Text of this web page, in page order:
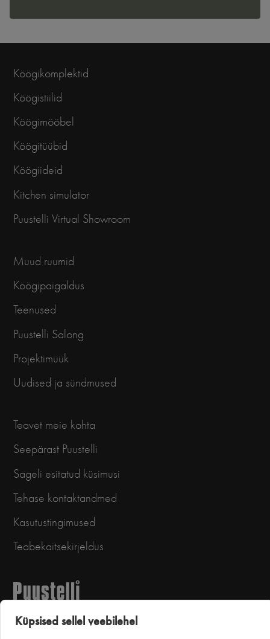
Küpsised sellel veebilehel
Köögikomplektid
Köögistiilid
Köögimööbel
Köögitüübid
Köögiideid
Kitchen simulator
Puustelli Virtual Showroom
Muud ruumid
Köögipaigaldus
Teenused
Puustelli Salong
Projektimüük
Uudised ja sündmused
Teavet meie kohta
Seepärast Puustelli
Sageli esitatud küsimusi
Tehase kontaktandmed
Kasutustingimused
Teabekaitsekirjeldus